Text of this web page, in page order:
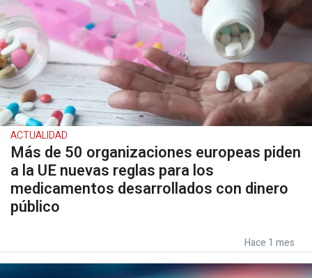
ACTUALIDAD
Más de 50 organizaciones europeas piden
a la UE nuevas reglas para los
medicamentos desarrollados con dinero
público
Hace 1 mes